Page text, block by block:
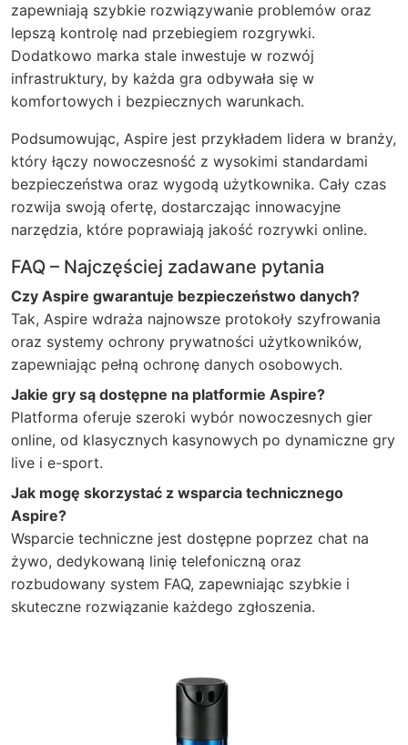
zapewniają szybkie rozwiązywanie problemów oraz
lepszą kontrolę nad przebiegiem rozgrywki.
Dodatkowo marka stale inwestuje w rozwój
infrastruktury, by każda gra odbywała się w
komfortowych i bezpiecznych warunkach.
Podsumowując, Aspire jest przykładem lidera w branży,
który łączy nowoczesność z wysokimi standardami
bezpieczeństwa oraz wygodą użytkownika. Cały czas
rozwija swoją ofertę, dostarczając innowacyjne
narzędzia, które poprawiają jakość rozrywki online.
FAQ – Najczęściej zadawane pytania
Czy Aspire gwarantuje bezpieczeństwo danych?
Tak, Aspire wdraża najnowsze protokoły szyfrowania
oraz systemy ochrony prywatności użytkowników,
zapewniając pełną ochronę danych osobowych.
Jakie gry są dostępne na platformie Aspire?
Platforma oferuje szeroki wybór nowoczesnych gier
online, od klasycznych kasynowych po dynamiczne gry
live i e-sport.
Jak mogę skorzystać z wsparcia technicznego
Aspire?
Wsparcie techniczne jest dostępne poprzez chat na
żywo, dedykowaną linię telefoniczną oraz
rozbudowany system FAQ, zapewniając szybkie i
skuteczne rozwiązanie każdego zgłoszenia.